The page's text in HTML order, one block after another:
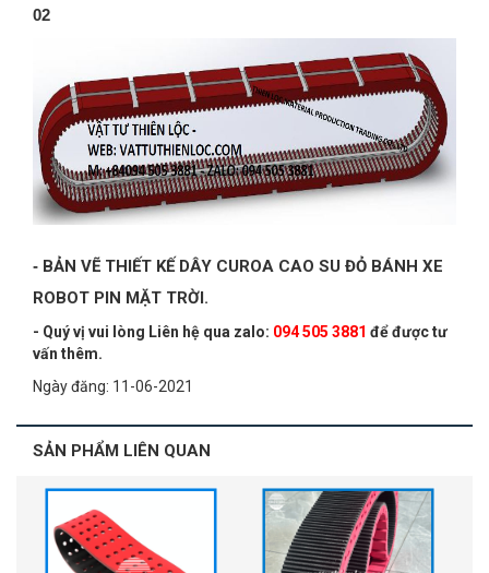
02
- BẢN VẼ THIẾT KẾ DÂY CUROA CAO SU ĐỎ BÁNH XE
ROBOT PIN MẶT TRỜI.
- Quý vị vui lòng Liên hệ qua zalo: 094 505 3881 để được tư
vấn thêm.
Ngày đăng: 11-06-2021
SẢN PHẨM LIÊN QUAN